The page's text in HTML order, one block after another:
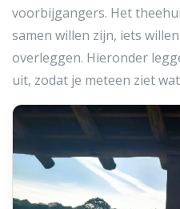
voorbijgangers. Het
samen willen zijn, iets
overleggen. Hieronder
uit, zodat je meteen ziet